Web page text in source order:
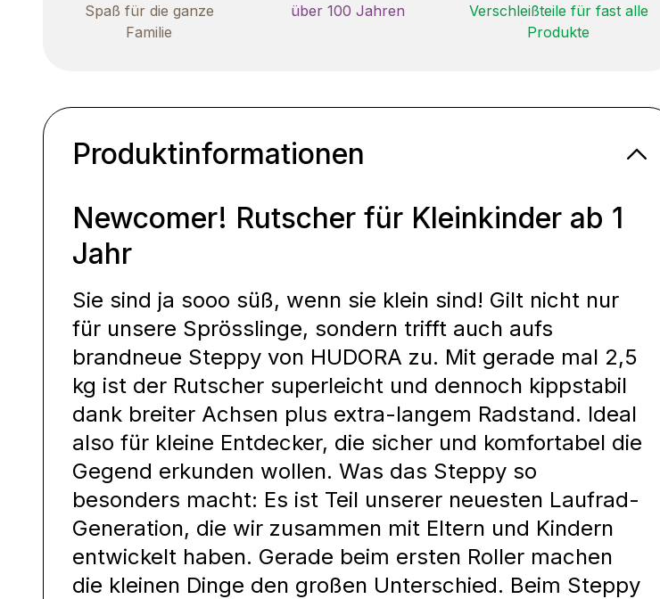
Spaß für die ganze
Familie
über 100 Jahren
Verschleißteile für fast alle
Produkte
Produktinformationen
Newcomer! Rutscher für Kleinkinder ab 1
Jahr
Sie sind ja sooo süß, wenn sie klein sind! Gilt nicht nur
für unsere Sprösslinge, sondern trifft auch aufs
brandneue Steppy von HUDORA zu. Mit gerade mal 2,5
kg ist der Rutscher superleicht und dennoch kippstabil
dank breiter Achsen plus extra-langem Radstand. Ideal
also für kleine Entdecker, die sicher und komfortabel die
Gegend erkunden wollen. Was das Steppy so
besonders macht: Es ist Teil unserer neuesten Laufrad-
Generation, die wir zusammen mit Eltern und Kindern
entwickelt haben. Gerade beim ersten Roller machen
die kleinen Dinge den großen Unterschied. Beim Steppy